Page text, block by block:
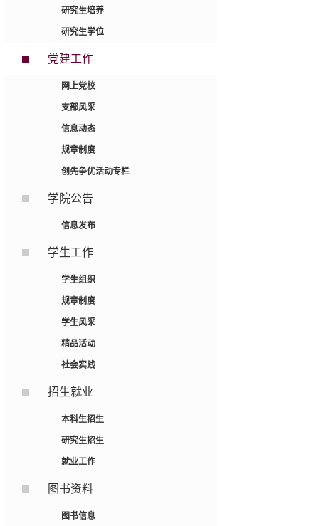
研究生培养
研究生学位
党建工作
网上党校
支部风采
信息动态
规章制度
创先争优活动专栏
学院公告
信息发布
学生工作
学生组织
规章制度
学生风采
精品活动
社会实践
招生就业
本科生招生
研究生招生
就业工作
图书资料
图书信息